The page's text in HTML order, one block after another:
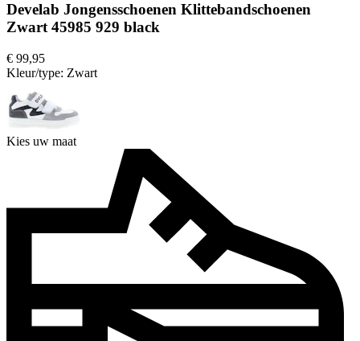
Develab Jongensschoenen Klittebandschoenen
Zwart 45985 929 black
€ 99,95
Kleur/type: Zwart
Kies uw maat